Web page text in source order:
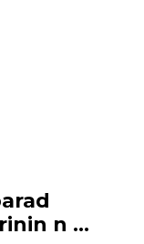
n ...